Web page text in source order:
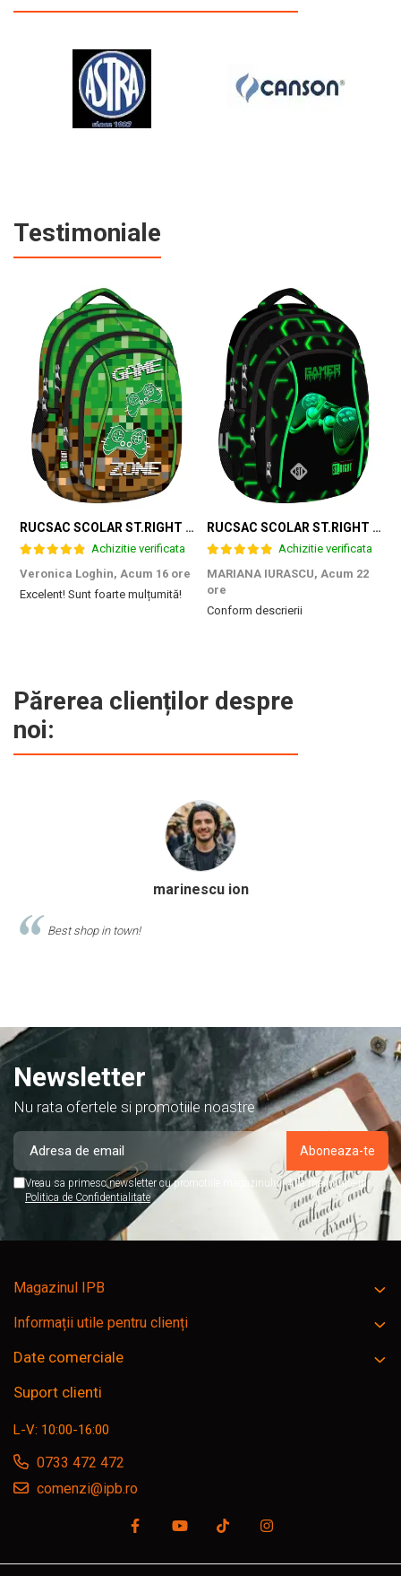
Testimoniale
RUCSAC SCOLAR ST.RIGHT 4 COMPARTIMENTE BP-04 GAME ZONE 698187
Achizitie verificata
Veronica Loghin, Acum 16 ore
Excelent! Sunt foarte mulțumită!
RUCSAC SCOLAR ST.RIGHT 4 COMPARTIMENTE BP-04 GREEN LEVEL 301339
Achizitie verificata
MARIANA IURASCU, Acum 22
ore
Conform descrierii
Părerea clienților despre
noi:
Calinescu Matei
Comand produse de papetarie si birotica de cel putin 10 ani de la
Newsletter
Nu rata ofertele si promotiile noastre
Vreau sa primesc newsletter cu promotiile magazinului. Afla mai multe in
Politica de Confidentialitate
Magazinul IPB
Informații utile pentru clienți
Date comerciale
Suport clienti
L-V: 10:00-16:00
0733 472 472
comenzi@ipb.ro